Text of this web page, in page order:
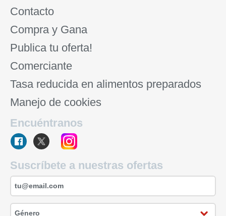
Contacto
Compra y Gana
Publica tu oferta!
Comerciante
Tasa reducida en alimentos preparados
Manejo de cookies
Encuéntranos
Suscríbete a nuestras ofertas